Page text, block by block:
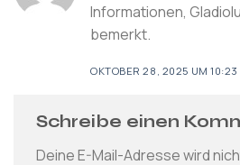
Informationen,
bemerkt.
OKTOBER 28, 2025 UM 10:23
Schreibe einen
Deine E-Mail-Adresse wird